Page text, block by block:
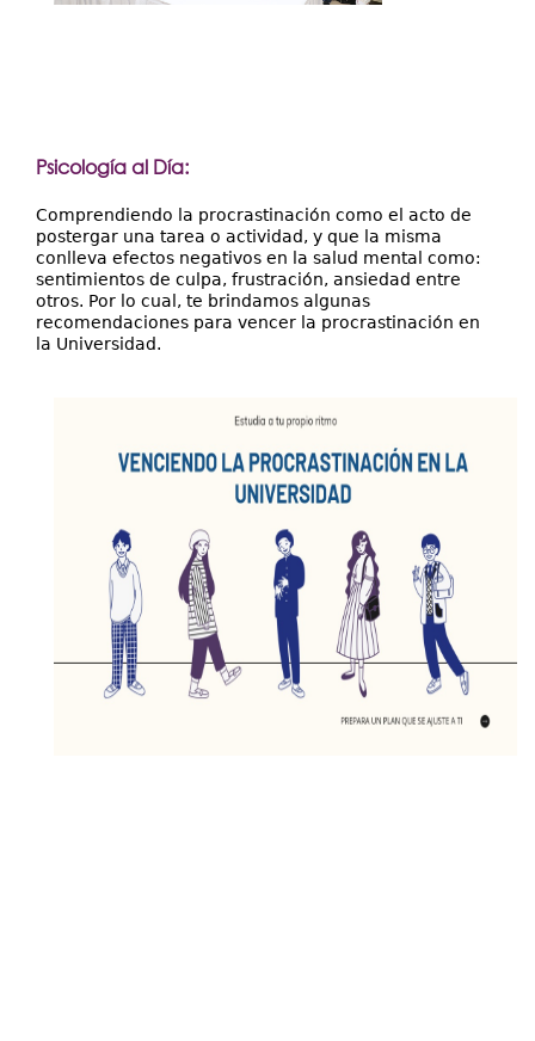
Psicología al Día:
Comprendiendo la procrastinación como el acto de
postergar una tarea o actividad, y que la misma
conlleva efectos negativos en la salud mental como:
sentimientos de culpa, frustración, ansiedad entre
otros. Por lo cual, te brindamos algunas
recomendaciones para vencer la procrastinación en
la Universidad.